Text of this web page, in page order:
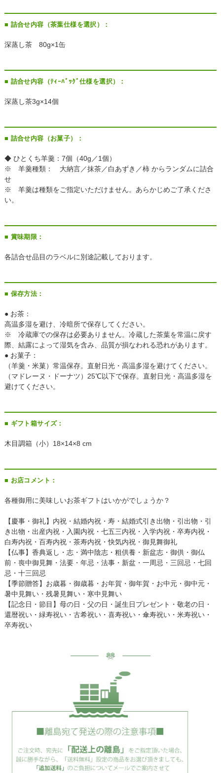
■ 詰合せ内容（茶葉仕様を選択）：
深蒸し茶 80g×1缶
■ 詰合せ内容（ﾃｨｰﾊﾞｯｸﾞ仕様を選択）：
深蒸し茶3g×14個
■ 詰合せ内容（お菓子）：
◆ ひとくち羊羹：7個（40g／1個）
※ 羊羹種類： 大納言／抹茶／白あずき／柿 からランダムに詰合
せ
※ 羊羹は種類をご指定いただけません。あらかじめご了承くださ
い。
■ 賞味期限：
各詰合せ品目のラベルに別途記載しております。
■ 保存方法：
● お茶：
高温多湿を避け、冷暗所で保存してください。
※ 冷蔵庫での保存は必要ありません。冷蔵した茶葉を常温に戻す
際、結露によって湿気を含み、品質が損なわれる恐れがあります。
● お菓子：
（羊羹・米菓）常温保存。直射日光・高温多湿を避けてください。
（マドレーヌ・ドーナツ）25℃以下で保存。直射日光・高温多湿を
避けてください。
■ ギフト箱サイズ：
木目調箱（小）18×14×8 cm
■ お店コメント：
各種御用に美味しいお茶ギフトはいかがでしょうか？
【慶事・御礼】内祝・結婚内祝・寿・結婚式引き出物・引出物・引
き出物・出産内祝・入園内祝・七五三内祝・入学内祝・卒寿内祝・
白寿内祝・百寿内祝・茶寿内祝・快気内祝・御見舞御礼
【仏事】香典返し・志・満中陰志・粗供養・新盆志・御供・御仏
前・喪中御見舞・法要・年忌・法事・新盆・一周忌・三回忌・七回
忌・十三回忌
【季節贈答】お歳暮・御歳暮・お年賀・御年賀・お中元・御中元・
暑中見舞い・残暑見舞い・寒中見舞い
【記念日・節目】母の日・父の日・誕生日プレゼント・敬老の日・
還暦祝い・緑寿祝い・古希祝い・喜寿祝い・傘寿祝い・米寿祝い・
卒寿祝い